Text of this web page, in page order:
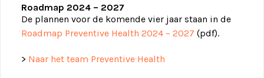
Roadmap 2024 – 2027
De plannen voor de komende vier jaar staan in de
Roadmap Preventive Health 2024 – 2027 (pdf).
> Naar het team Preventive Health